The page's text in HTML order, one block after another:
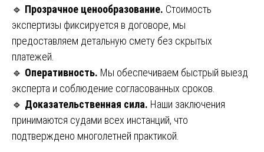
🔹 Прозрачное ценообразование. Стоимость
экспертизы фиксируется в договоре, мы
предоставляем детальную смету без скрытых
платежей.
🔹 Оперативность. Мы обеспечиваем быстрый выезд
эксперта и соблюдение согласованных сроков.
🔹 Доказательственная сила. Наши заключения
принимаются судами всех инстанций, что
подтверждено многолетней практикой.